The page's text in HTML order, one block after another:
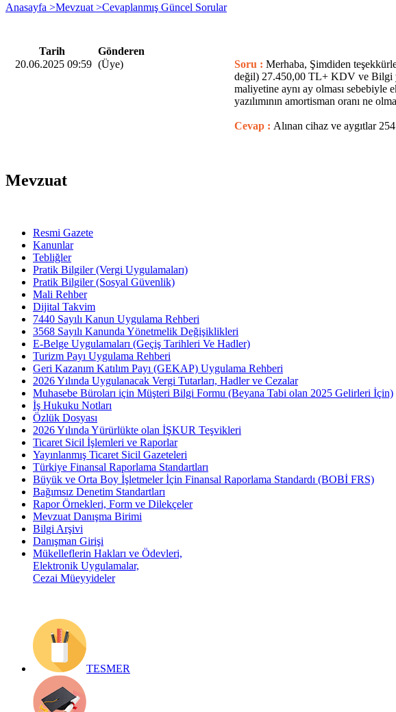
Anasayfa >Mevzuat >Cevaplanmış Güncel Sorular
Tarih
Gönderen
20.06.2025 09:59 (Üye) Soru : Merhaba, Şimdiden
değil) 27.450,00 TL+ KDV ve Bilgi
maliyetine aynı ay olması sebebiyle
yazılımının amortisman oranı ne
Cevap : Alınan cihaz ve aygıtlar
Mevzuat
Resmi Gazete
Kanunlar
Tebliğler
Pratik Bilgiler (Vergi Uygulamaları)
Pratik Bilgiler (Sosyal Güvenlik)
Mali Rehber
Dijital Takvim
7440 Sayılı Kanun Uygulama Rehberi
3568 Sayılı Kanunda Yönetmelik Değişiklikleri
E-Belge Uygulamaları (Geçiş Tarihleri Ve Hadler)
Turizm Payı Uygulama Rehberi
Geri Kazanım Katılım Payı (GEKAP) Uygulama Rehberi
2026 Yılında Uygulanacak Vergi Tutarları, Hadler ve Cezalar
Muhasebe Büroları için Müşteri Bilgi Formu (Beyana Tabi olan 2025 Gelirleri İçin)
İş Hukuku Notları
Özlük Dosyası
2026 Yılında Yürürlükte olan İŞKUR Teşvikleri
Ticaret Sicil İşlemleri ve Raporlar
Yayınlanmış Ticaret Sicil Gazeteleri
Türkiye Finansal Raporlama Standartları
Büyük ve Orta Boy İşletmeler İçin Finansal Raporlama Standardı (BOBİ FRS)
Bağımsız Denetim Standartları
Rapor Örnekleri, Form ve Dilekçeler
Mevzuat Danışma Birimi
Bilgi Arşivi
Danışman Girişi
Mükelleflerin Hakları ve Ödevleri,
Elektronik Uygulamalar,
Cezai Müeyyideler
TESMER